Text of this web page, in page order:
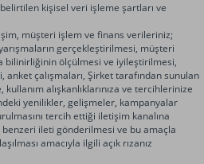
kişisel veri işleme şartları ve
müşteri işlem ve finans verileriniz;
gerçekleştirilmesi, müşteri
bilinirliğinin ölçülmesi ve iyileştirilmesi,
anket çalışmaları, Şirket tarafından sunulan
alışkanlıklarınıza ve tercihlerinize
yenilikler, gelişmeler, kampanyalar
tercih ettiği iletişim kanalına
ileti gönderilmesi ve bu amaçla
amacıyla ilgili açık rızanız